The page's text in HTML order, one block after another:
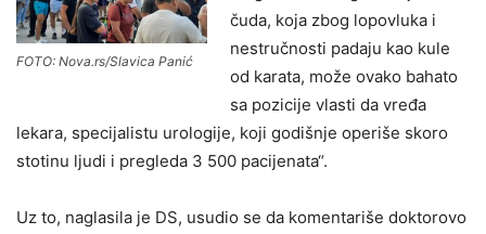
FOTO: Nova.rs/Slavica Panić
čuda, koja zbog lopovluka i
nestručnosti padaju kao kule
od karata, može ovako bahato
sa pozicije vlasti da vređa
lekara, specijalistu urologije, koji godišnje operiše skoro
stotinu ljudi i pregleda 3 500 pacijenata“.
Uz to, naglasila je DS, usudio se da komentariše doktorovo